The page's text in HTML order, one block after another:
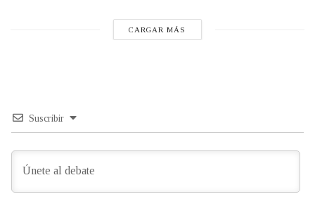
CARGAR MÁS
Suscribir